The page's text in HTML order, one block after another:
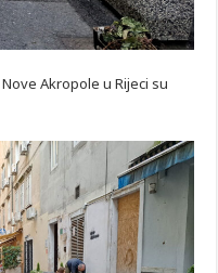
Akropole u Rijeci su